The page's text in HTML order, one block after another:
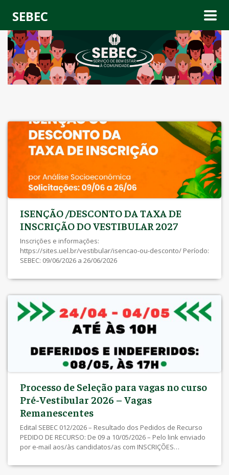
SEBEC
ISENÇÃO /DESCONTO DA TAXA DE
INSCRIÇÃO DO VESTIBULAR 2027
Inscrições e informações:
https://sites.uel.br/vestibular/isencao-ou-desconto/ Período:
SEBEC: 09/06/2026 a 26/06/2026
Processo de Seleção para vagas no curso
Pré-Vestibular 2026 – Vagas
Remanescentes
Edital SEBEC 012/2026 – Resultado dos Pedidos de Recurso
PEDIDO DE RECURSO: De 09 a 10/05/2026 – Pelo link enviado
por e-mail aos/às candidatos/as com INSCRIÇÕES
Eletrônico Edital SEBEC 011/2026 – Inscrições DEFERIDAS E